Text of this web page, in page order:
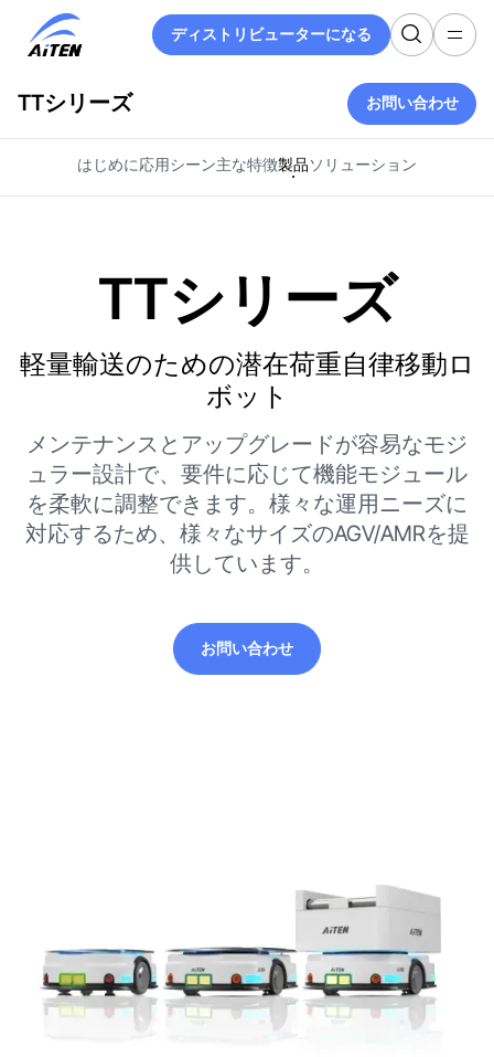
テ
ツ
ディストリビューターになる
ディストリビューターになる
TTシリーズ
お問い合わせ
お問い合わせ
はじめに応用シーン主な特徴製品ソリューション
TTシリーズ
軽量輸送のための潜在荷重自律移動ロ
ボット
メンテナンスとアップグレードが容易なモジ
ュラー設計で、要件に応じて機能モジュール
を柔軟に調整できます。様々な運用ニーズに
対応するため、様々なサイズのAGV/AMRを提
供しています。
お問い合わせ